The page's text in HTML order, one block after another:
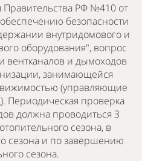
Правительства РФ №410 от
безопасности
внутридомового и
оборудования", вопрос
вентканалов и дымоходов
занимающейся
(управляющие
Периодическая проверка
должна проводиться 3
сезона, в
сезона и по завершению
сезона.